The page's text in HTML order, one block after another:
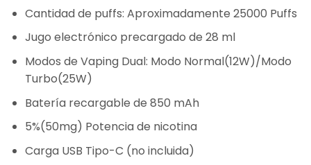
Cantidad de puffs: Aproximadamente 25000 Puffs
Jugo electrónico precargado de 28 ml
Modos de Vaping Dual: Modo Normal(12W)/Modo
Turbo(25W)
Batería recargable de 850 mAh
5%(50mg) Potencia de nicotina
Carga USB Tipo-C (no incluida)